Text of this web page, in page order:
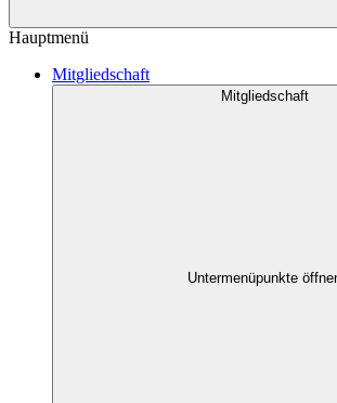
Hauptmenü
Mitgliedschaft
Mitgliedschaft
Untermenüpunkte